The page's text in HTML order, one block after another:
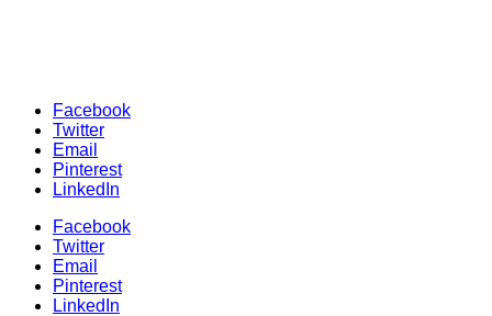
Facebook
Twitter
Email
Pinterest
LinkedIn
Facebook
Twitter
Email
Pinterest
LinkedIn